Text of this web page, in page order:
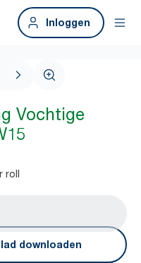
Inloggen
Vochtige
roll
downloaden